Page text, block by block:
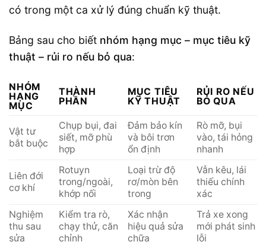
có trong một ca xử lý đúng chuẩn kỹ thuật.
Bảng sau cho biết nhóm hạng mục – mục tiêu kỹ
thuật – rủi ro nếu bỏ qua:
NHÓM
HẠNG
MỤC
THÀNH
PHẦN
MỤC TIÊU
KỸ THUẬT
RỦI RO NẾU
BỎ QUA
Vật tư
bắt buộc
Chụp bụi, đai
siết, mỡ phù
hợp
Đảm bảo kín
và bôi trơn
ổn định
Rò mỡ, bụi
vào, tái hỏng
nhanh
Liên đới
cơ khí
Rotuyn
trong/ngoài,
khớp nối
Loại trừ độ
rơ/mòn bên
trong
Vẫn kêu, lái
thiếu chính
xác
Nghiệm
thu sau
sửa
Kiểm tra rò,
chạy thử, căn
chỉnh
Xác nhận
hiệu quả sửa
chữa
Trả xe xong
mới phát sinh
lỗi